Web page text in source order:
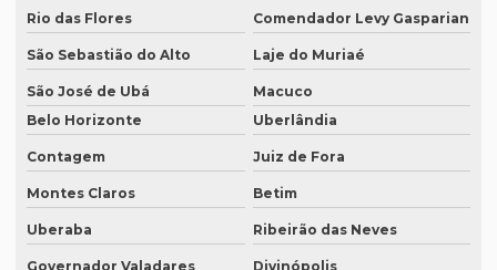
Empresa tradução espanhol
Empresa de tradução especializada
Empresa de tradução especializada em brasília
Empresa de tradução especializada em recife
Empresa de tradução para eventos
Empresa de tradução em ingles
Empresa de tradução ingles portugues
Rio das Flores Comendador Levy Gasparian
São Sebastião do Alto Laje do Muriaé
São José de Ubá
Macuco
Belo Horizonte
Uberlândia
Contagem Juiz de Fora
Montes Claros Betim
Uberaba Ribeirão das Neves
Governador Valadares Divinópolis